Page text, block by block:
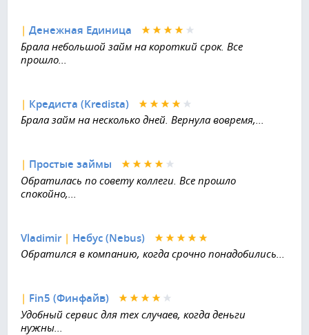
| Денежная Единица
Брала небольшой займ на короткий срок. Все
прошло...
| Кредиста (Kredista)
Брала займ на несколько дней. Вернула вовремя,...
| Простые займы
Обратилась по совету коллеги. Все прошло
спокойно,...
Vladimir | Небус (Nebus)
Обратился в компанию, когда срочно понадобились...
| Fin5 (Финфайв)
Удобный сервис для тех случаев, когда деньги
нужны...